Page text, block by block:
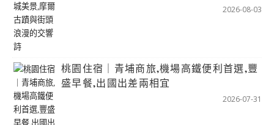
2026-08-03
桃園住宿｜青埔商旅,機場高鐵便利首選,豐
盛早餐,出國出差兩相宜
2026-07-31